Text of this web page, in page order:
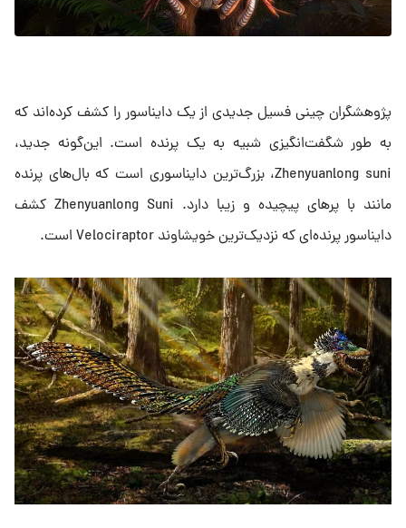
پژوهشگران چینی فسیل جدیدی از یک دایناسور را کشف کرده‌اند که
به طور شگفت‌انگیزی شبیه به یک پرنده است. این‌گونه جدید،
Zhenyuanlong suni، بزرگ‌ترین دایناسوری است که بال‌های پرنده
مانند با پرهای پیچیده و زیبا دارد. Zhenyuanlong Suni کشف
دایناسور پرنده‌ای که نزدیک‌ترین خویشاوند Velociraptor است.